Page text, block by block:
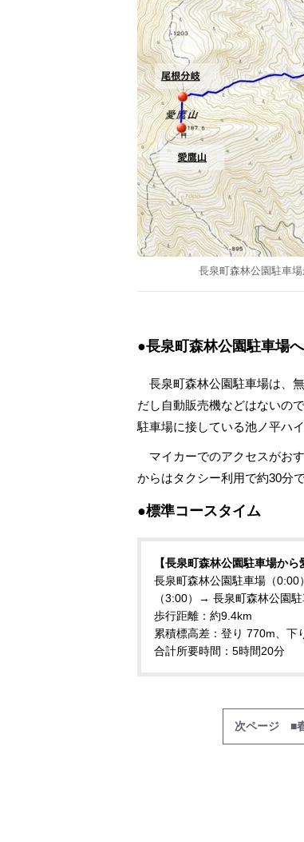
長泉町森林公園駐車
●長泉町森林公園駐車場
長泉町森林公園駐車場は、
だし自動販売機などはないの
駐車場に接している池ノ平ハ
マイカーでのアクセスがお
からはタクシー利用で約30分
●標準コースタイム
【長泉町森林公園駐車場か
長泉町森林公園駐車場（
（3:00）→ 長泉町森林公園駐
歩行距離：約9.4km
累積標高差：登り 770m、下
合計所要時間：5時間20分
次ページ ■